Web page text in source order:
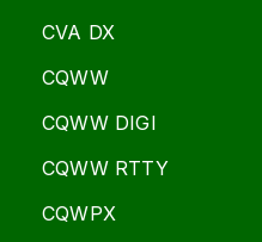
CVA DX
CQWW
CQWW DIGI
CQWW RTTY
CQWPX